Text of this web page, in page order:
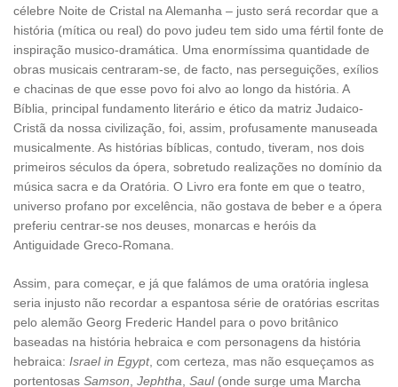
célebre Noite de Cristal na Alemanha – justo será recordar que a
história (mítica ou real) do povo judeu tem sido uma fértil fonte de
inspiração musico-dramática. Uma enormíssima quantidade de
obras musicais centraram-se, de facto, nas perseguições, exílios
e chacinas de que esse povo foi alvo ao longo da história. A
Bíblia, principal fundamento literário e ético da matriz Judaico-
Cristã da nossa civilização, foi, assim, profusamente manuseada
musicalmente. As histórias bíblicas, contudo, tiveram, nos dois
primeiros séculos da ópera, sobretudo realizações no domínio da
música sacra e da Oratória. O Livro era fonte em que o teatro,
universo profano por excelência, não gostava de beber e a ópera
preferiu centrar-se nos deuses, monarcas e heróis da
Antiguidade Greco-Romana.
Assim, para começar, e já que falámos de uma oratória inglesa
seria injusto não recordar a espantosa série de oratórias escritas
pelo alemão Georg Frederic Handel para o povo britânico
baseadas na história hebraica e com personagens da história
hebraica: Israel in Egypt, com certeza, mas não esqueçamos as
portentosas Samson, Jephtha, Saul(onde surge uma Marcha